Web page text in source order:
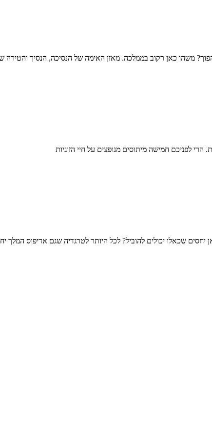
משהו כאן רקוב בממלכה. מאזן האימה של הנסיכה, הנסיך והטירה
לפניכם חמישה מיתוסים מנופצים על חיי הזוגיות
שכאלו יכולים להוביל? לכל היותר לטרגדיה שגם אדיפוס המלך